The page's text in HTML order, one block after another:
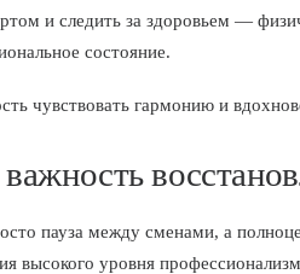
и следить за здоровьем —
состояние.
чувствовать гармонию и
пауза между сменами, а
высокого уровня